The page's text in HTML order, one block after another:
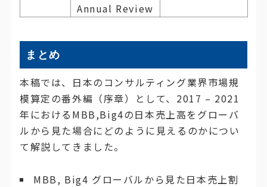
Annual Review
まとめ
本稿では、日本のコンサルティング業界市場規
模算定の番外編（序章）として、2017 – 2021
年におけるMBB,Big4の日本売上高をグローバ
ルから見た場合にどのように見えるのかについ
て解説してきました。
MBB, Big4 グローバルから見た日本売上割